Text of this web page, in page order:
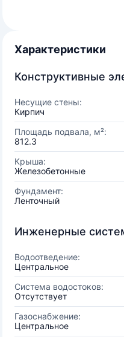
Характеристики
Конструктивные
Несущие стены:
Кирпич
Площадь подвала, м²:
812.3
Крыша:
Железобетонные
Фундамент:
Ленточный
Инженерные
Водоотведение:
Центральное
Система водостоков:
Отсутствует
Газоснабжение:
Центральное